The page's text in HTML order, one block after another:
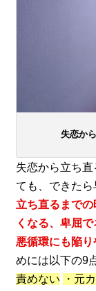
失恋か
失恋から立ち
ても、できた
立ち直るまで
くなる、卑屈
悪循環にも陥り
めには以下の9
責めない
・元